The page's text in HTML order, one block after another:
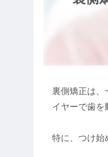
裏側矯正は、
イヤーで歯を
特に、つけ始